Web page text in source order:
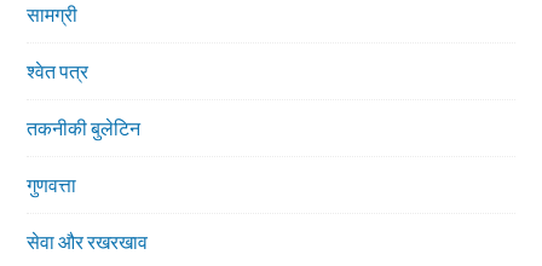
सामग्री
श्वेत पत्र
तकनीकी बुलेटिन
गुणवत्ता
सेवा और रखरखाव